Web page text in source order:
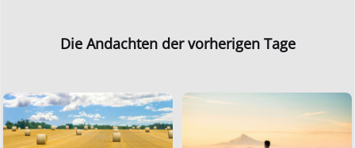
Die Andachten der vorherigen Tage